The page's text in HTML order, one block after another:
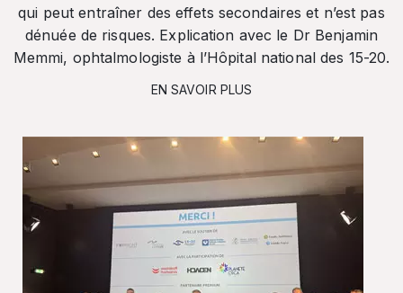
qui peut entraîner des effets secondaires et n’est pas
dénuée de risques. Explication avec le Dr Benjamin
Memmi, ophtalmologiste à l’Hôpital national des 15-20.
EN SAVOIR PLUS